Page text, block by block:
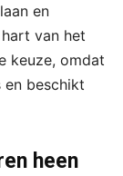
en
van het
keuze, omdat
en beschikt
heen